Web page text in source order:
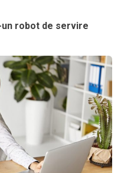
un robot de servire